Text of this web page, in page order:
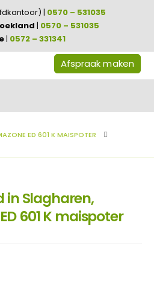
| 0570 – 531035
| 0570 – 531035
| 0572 – 331341
Afspraak maken
ED 601 K MAISPOTER
in Slagharen,
601 K maispoter